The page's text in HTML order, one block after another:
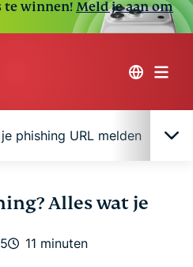
te winnen!Meld je aan om
phishing URL melden
Alles wat je
11 minuten